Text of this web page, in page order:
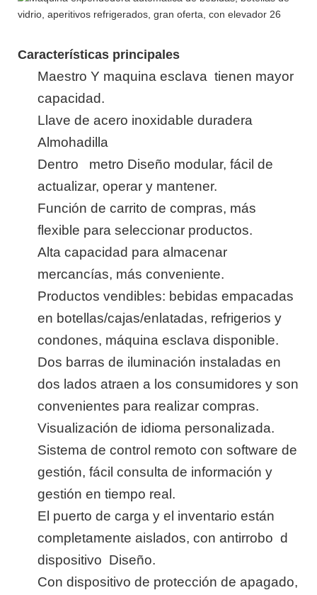
Características principales
Maestro Y maquina esclava tienen mayor
capacidad.
Llave de acero inoxidable duradera
Almohadilla
Dentro
metro Diseño modular, fácil de
actualizar, operar y mantener.
Función de carrito de compras, más
flexible para seleccionar productos.
Alta capacidad para almacenar
mercancías, más conveniente.
Productos vendibles: bebidas empacadas
en botellas/cajas/enlatadas, refrigerios y
condones, máquina esclava disponible.
Dos barras de iluminación instaladas en
dos lados atraen a los consumidores y son
convenientes para realizar compras.
Visualización de idioma personalizada.
Sistema de control remoto con software de
gestión, fácil consulta de información y
gestión en tiempo real.
El puerto de carga y el inventario están
completamente aislados, con antirrobo d
dispositivo Diseño.
Con dispositivo de protección de apagado,